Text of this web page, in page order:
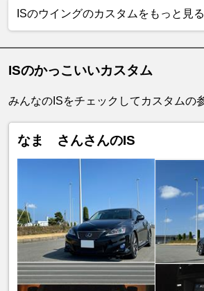
ISのウイングのカスタムをもっと見る
ISのかっこいいカスタム
みんなのISをチェックしてカスタムの
なま さんさんのIS